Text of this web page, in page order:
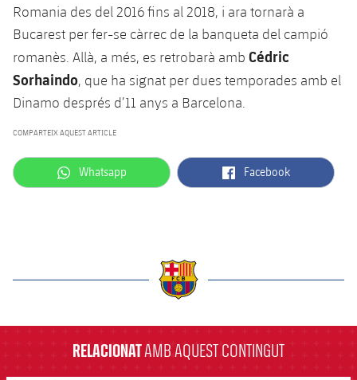
Accessibilitat
Instal·lacions
Romania des del 2016 fins al 2018, i ara tornarà a
Bucarest per fer-se càrrec de la banqueta del campió
romanès. Allà, a més, es retrobarà amb Cédric
Sorhaindo, que ha signat per dues temporades amb el
Dinamo després d’11 anys a Barcelona.
COMPARTEIX AQUEST ARTICLE
label.aria.whatsapp
Whatsapp label.aria.facebook
Facebook
RELACIONATAMB AQUEST CONTINGUT